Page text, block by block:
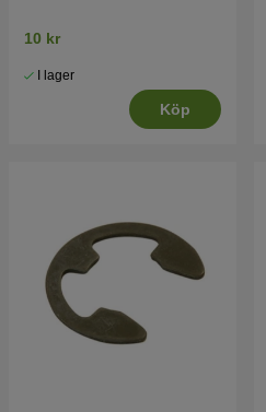
10 kr
I lager
Köp